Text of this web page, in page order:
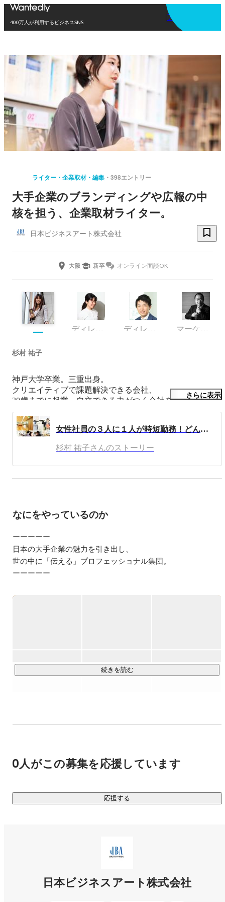
400万人が利用するビジネスSNS
アプリを使う
ライター・企業取材・編集 398エントリー
大手企業のブランディングや広報の中
核を担う、企業取材ライター。
日本ビジネスアート株式会社
大阪 新卒 オンライン面談OK
ディレクター ディレクター マーケティング
杉村 祐子
神戸大学卒業。三重出身。
クリエイティブで課題解決できる会社、
30歳までに起業・自立できる力がつく会社を求めて、
新卒プランナーとしてJBA入社。
新規事業立ち上げ、コンサルタント、広告企画、ライタ
ー、編集など幅広く取り組む。
現在は、時短勤務のクリエイティブディレクター。
さらに表示
女性社員の３人に１人が時短勤務！どんな働き方をしているクリエイティブ会社なの？！
杉村 祐子さんのストーリー
なにをやっているのか
ーーーーー
日本の大手企業の魅力を引き出し、
世の中に「伝える」プロフェッショナル集団。
ーーーーー
私たちのお客さまは、日本を代表する大手上場企業500社以
ど、
企業ブランディング、広報メディア、Web、映像、イベン
―取引先例―（直接取引100%）
GREE、ライオン、KOSE、東急ハンズ、第一三共、中外製
薬、三井不動産、三菱ケミカルHD、住友化学、SMBCグルー
続きを読む
0人がこの募集を応援しています
応援する
日本ビジネスアート株式会社